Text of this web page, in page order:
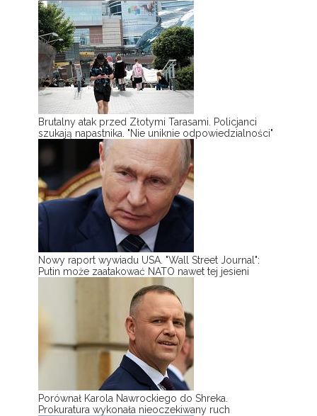
Brutalny atak przed Złotymi Tarasami. Policjanci
szukają napastnika. "Nie uniknie odpowiedzialności"
Nowy raport wywiadu USA. "Wall Street Journal":
Putin może zaatakować NATO nawet tej jesieni
Porównał Karola Nawrockiego do Shreka.
Prokuratura wykonała nieoczekiwany ruch